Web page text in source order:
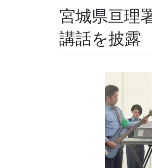
宮城県亘理署の署員6人でバンド結成 楽曲と防犯
講話を披露